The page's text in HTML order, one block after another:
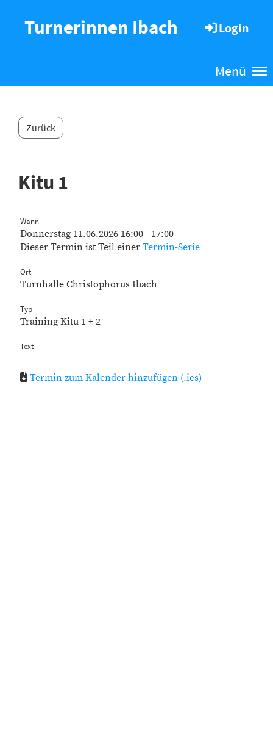
Turnerinnen Ibach Login
Menü
Zurück
Kitu 1
Wann
Donnerstag 11.06.2026 16:00 - 17:00
Dieser Termin ist Teil einer Termin-Serie
Ort
Turnhalle Christophorus Ibach
Typ
Training Kitu 1 + 2
Text
Termin zum Kalender hinzufügen (.ics)